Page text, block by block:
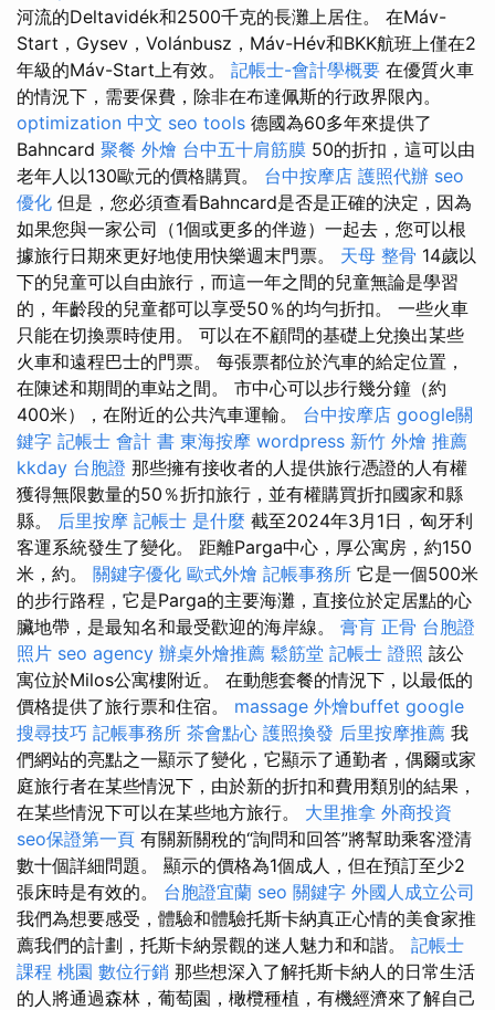
河流的Deltavidék和2500千克的長灘上居住。 在Máv-
Start，Gysev，Volánbusz，Máv-Hév和BKK航班上僅在2
年級的Máv-Start上有效。 記帳士-會計學概要 在優質火車
的情況下，需要保費，除非在布達佩斯的行政界限內。
optimization 中文 seo tools 德國為60多年來提供了
Bahncard 聚餐 外燴 台中五十肩筋膜 50的折扣，這可以由
老年人以130歐元的價格購買。 台中按摩店 護照代辦 seo
優化 但是，您必須查看Bahncard是否是正確的決定，因為
如果您與一家公司（1個或更多的伴遊）一起去，您可以根
據旅行日期來更好地使用快樂週末門票。 天母 整骨 14歲以
下的兒童可以自由旅行，而這一年之間的兒童無論是學習
的，年齡段的兒童都可以享受50％的均勻折扣。 一些火車
只能在切換票時使用。 可以在不顧問的基礎上兌換出某些
火車和遠程巴士的門票。 每張票都位於汽車的給定位置，
在陳述和期間的車站之間。 市中心可以步行幾分鐘（約
400米），在附近的公共汽車運輸。 台中按摩店 google關
鍵字 記帳士 會計 書 東海按摩 wordpress 新竹 外燴 推薦
kkday 台胞證 那些擁有接收者的人提供旅行憑證的人有權
獲得無限數量的50％折扣旅行，並有權購買折扣國家和縣
縣。 后里按摩 記帳士 是什麼 截至2024年3月1日，匈牙利
客運系統發生了變化。 距離Parga中心，厚公寓房，約150
米，約。 關鍵字優化 歐式外燴 記帳事務所 它是一個500米
的步行路程，它是Parga的主要海灘，直接位於定居點的心
臟地帶，是最知名和最受歡迎的海岸線。 膏肓 正骨 台胞證
照片 seo agency 辦桌外燴推薦 鬆筋堂 記帳士 證照 該公
寓位於Milos公寓樓附近。 在動態套餐的情況下，以最低的
價格提供了旅行票和住宿。 massage 外燴buffet google
搜尋技巧 記帳事務所 茶會點心 護照換發 后里按摩推薦 我
們網站的亮點之一顯示了變化，它顯示了通勤者，偶爾或家
庭旅行者在某些情況下，由於新的折扣和費用類別的結果，
在某些情況下可以在某些地方旅行。 大里推拿 外商投資
seo保證第一頁 有關新關稅的“詢問和回答”將幫助乘客澄清
數十個詳細問題。 顯示的價格為1個成人，但在預訂至少2
張床時是有效的。 台胞證宜蘭 seo 關鍵字 外國人成立公司
我們為想要感受，體驗和體驗托斯卡納真正心情的美食家推
薦我們的計劃，托斯卡納景觀的迷人魅力和和諧。 記帳士
課程 桃園 數位行銷 那些想深入了解托斯卡納人的日常生活
的人將通過森林，葡萄園，橄欖種植，有機經濟來了解自己